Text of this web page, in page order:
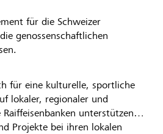
für die Schweizer
genossenschaftlichen
für eine kulturelle, sportliche
lokaler, regionaler und
unterstützen
Projekte bei ihren lokalen